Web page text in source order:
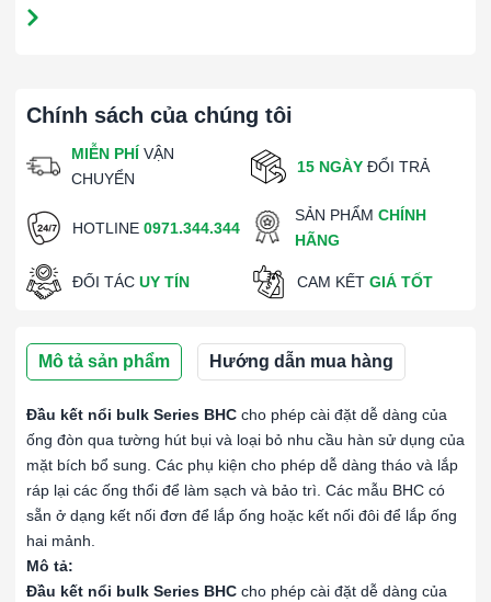
Chính sách của chúng tôi
MIỄN PHÍ VẬN
CHUYỂN
15 NGÀY ĐỔI TRẢ
HOTLINE 0971.344.344
SẢN PHẨMCHÍNH
HÃNG
ĐỐI TÁC UY TÍN CAM KẾT GIÁ TỐT
Mô tả sản phẩm Hướng dẫn mua hàng
Đầu kết nổi bulk Series BHC cho phép cài đặt dễ dàng của
ống đòn qua tường hút bụi và loại bỏ nhu cầu hàn sử dụng của
mặt bích bổ sung. Các phụ kiện cho phép dễ dàng tháo và lắp
ráp lại các ống thổi để làm sạch và bảo trì. Các mẫu BHC có
sẵn ở dạng kết nối đơn để lắp ống hoặc kết nối đôi để lắp ống
hai mảnh.
Mô tả:
Đầu kết nổi bulk Series BHC cho phép cài đặt dễ dàng của